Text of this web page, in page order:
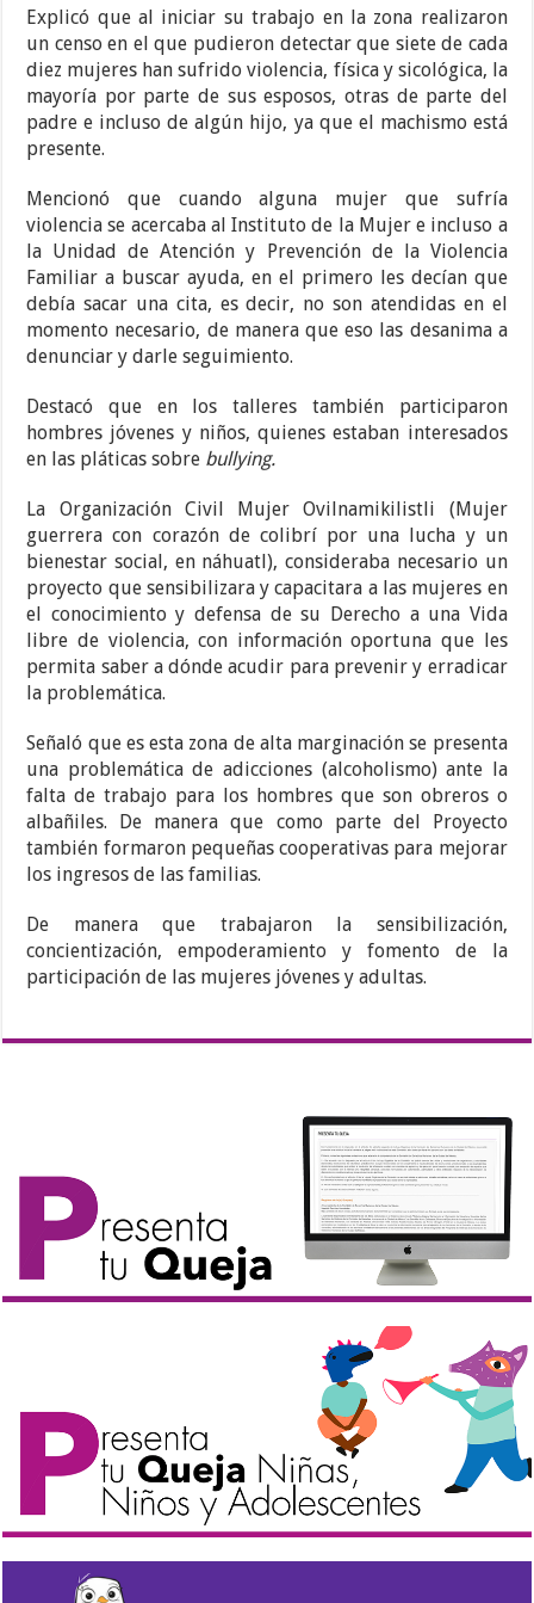
Explicó que al iniciar su trabajo en la zona realizaron
un censo en el que pudieron detectar que siete de cada
diez mujeres han sufrido violencia, física y sicológica, la
mayoría por parte de sus esposos, otras de parte del
padre e incluso de algún hijo, ya que el machismo está
presente.
Mencionó que cuando alguna mujer que sufría
violencia se acercaba al Instituto de la Mujer e incluso a
la Unidad de Atención y Prevención de la Violencia
Familiar a buscar ayuda, en el primero les decían que
debía sacar una cita, es decir, no son atendidas en el
momento necesario, de manera que eso las desanima a
denunciar y darle seguimiento.
Destacó que en los talleres también participaron
hombres jóvenes y niños, quienes estaban interesados
en las pláticas sobre bullying.
La Organización Civil Mujer Ovilnamikilistli (Mujer
guerrera con corazón de colibrí por una lucha y un
bienestar social, en náhuatl), consideraba necesario un
proyecto que sensibilizara y capacitara a las mujeres en
el conocimiento y defensa de su Derecho a una Vida
libre de violencia, con información oportuna que les
permita saber a dónde acudir para prevenir y erradicar
la problemática.
Señaló que es esta zona de alta marginación se presenta
una problemática de adicciones (alcoholismo) ante la
falta de trabajo para los hombres que son obreros o
albañiles. De manera que como parte del Proyecto
también formaron pequeñas cooperativas para mejorar
los ingresos de las familias.
De manera que trabajaron la sensibilización,
concientización, empoderamiento y fomento de la
participación de las mujeres jóvenes y adultas.